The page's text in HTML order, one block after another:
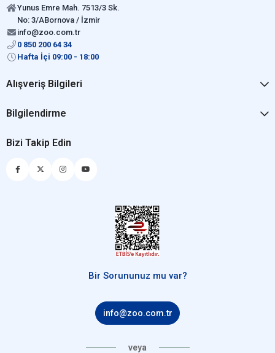
Yunus Emre Mah. 7513/3 Sk.
No: 3/ABornova / İzmir
info@zoo.com.tr
0 850 200 64 34
Hafta İçi 09:00 - 18:00
Alışveriş Bilgileri
Bilgilendirme
Bizi Takip Edin
Bir Sorununuz mu var?
info@zoo.com.tr
veya